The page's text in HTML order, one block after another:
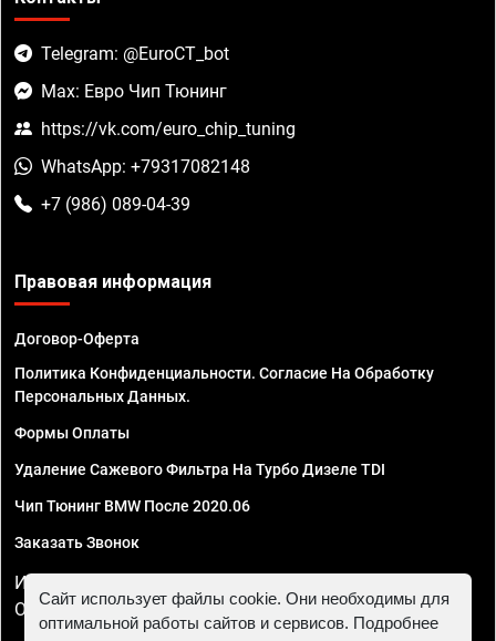
Telegram: @EuroCT_bot
Max: Евро Чип Тюнинг
https://vk.com/euro_chip_tuning
WhatsApp: +79317082148
+7 (986) 089-04-39
Правовая информация
Договор-Оферта
Политика Конфиденциальности. Согласие На Обработку
Персональных Данных.
Формы Оплаты
Удаление Сажевого Фильтра На Турбо Дизеле TDI
Чип Тюнинг BMW После 2020.06
Заказать Звонок
ИП Смирнов Георгий Павлович. ИНН 781302555843,
ОГРНИП 324470400032610
Сайт использует файлы cookie. Они необходимы для
оптимальной работы сайтов и сервисов. Подробнее